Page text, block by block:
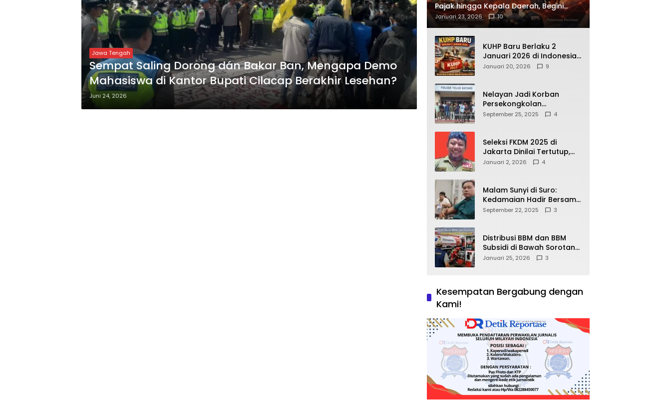
Jawa Tengah
Sempat Saling Dorong dán Bakar Ban, Mengapa Demo
Mahasiswa di Kantor Bupati Cilacap Berakhir Lesehan?
Juni 24, 2026
Pajak hingga Kepala Daerah, Begini
Wajah Korupsi yang Terbongkar
Januari 23, 2026 10
KUHP Baru Berlaku 2
Januari 2026 di Indonesia,
Apa Dampaknya bagi
Dipahami Publik
Januari 20, 2026 9
Nelayan Jadi Korban
Persekongkolan
Penyelewengan BBM
September 25, 2025 4
Seleksi FKDM 2025 di
Jakarta Dinilai Tertutup,
Transparansi
Januari 2, 2026 4
Malam Sunyi di Suro:
Kedamaian Hadir Bersama
Secangkir Kopi Hangat
September 22, 2025 3
Distribusi BBM dan BBM
Subsidi di Bawah Sorotan
Publik: Antara Kepentingan
Januari 25, 2026 3
Kesempatan Bergabung dengan
Kami!